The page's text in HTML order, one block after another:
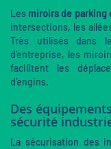
Les miroirs de parking
intersections, les
Très utilisés dans
d’entreprise, les
facilitent les
d’engins.
Des
sécurité
La sécurisation des